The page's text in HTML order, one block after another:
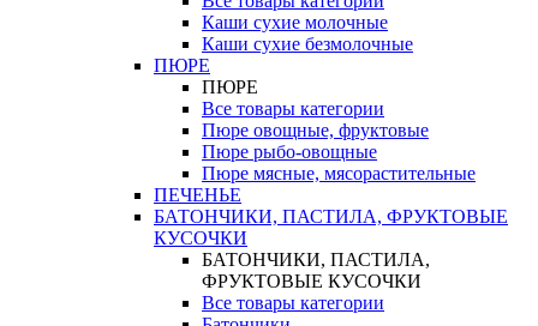
Каши сухие молочные
Каши сухие безмолочные
ПЮРЕ
ПЮРЕ
Все товары категории
Пюре овощные, фруктовые
Пюре рыбо-овощные
Пюре мясные, мясорастительные
ПЕЧЕНЬЕ
БАТОНЧИКИ, ПАСТИЛА, ФРУКТОВЫЕ
КУСОЧКИ
БАТОНЧИКИ, ПАСТИЛА,
ФРУКТОВЫЕ КУСОЧКИ
Все товары категории